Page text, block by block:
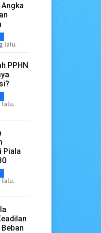
lalu.
PPHN
lalu.
Piala
lalu.